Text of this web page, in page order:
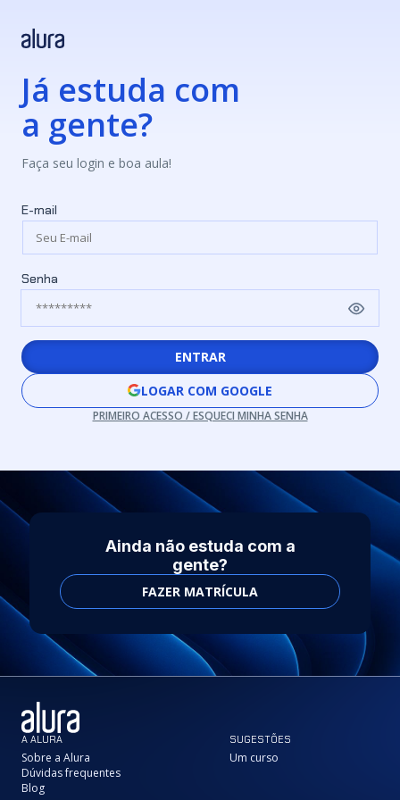
Já estuda com
a gente?
Faça seu login e boa aula!
E-mail
Senha
ENTRAR
LOGAR COM GOOGLE
PRIMEIRO ACESSO / ESQUECI MINHA SENHA
Ainda não estuda com a
gente?
FAZER MATRÍCULA
A ALURA
Sobre a Alura
Dúvidas frequentes
Blog
SUGESTÕES
Um curso